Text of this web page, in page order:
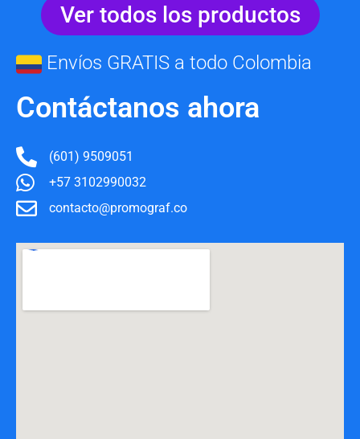
Ver todos los productos
Envíos GRATIS a todo Colombia
Contáctanos ahora
(601) 9509051
+57 3102990032
contacto@promograf.co